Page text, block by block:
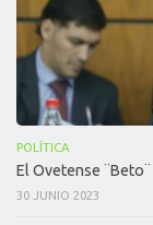
POLÍTICA
El Ovetense
30 JUNIO 2023